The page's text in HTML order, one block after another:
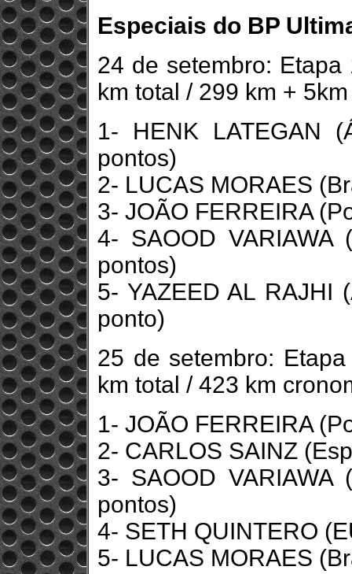
Especiais do BP
24 de setembro:
km total / 299 km +
1- HENK LATEGAN
pontos)
2- LUCAS MORAES
3- JOÃO FERREIRA
4- SAOOD
pontos)
5- YAZEED AL RAJHI
ponto)
25 de setembro:
km total / 423 km
1- JOÃO FERREIRA
2- CARLOS SAINZ
3- SAOOD
pontos)
4- SETH QUINTERO
5- LUCAS MORAES